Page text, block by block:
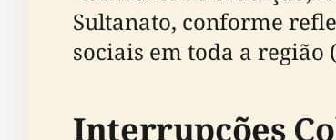
Sultanato, conforme
sociais em toda a
Interrupções